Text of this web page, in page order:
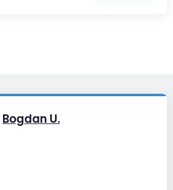
Bogdan U.